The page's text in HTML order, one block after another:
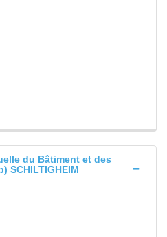
du Bâtiment et des
SCHILTIGHEIM